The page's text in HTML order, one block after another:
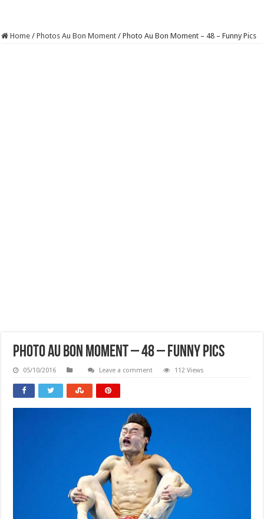
Home / Photos Au Bon Moment / Photo Au Bon Moment – 48 – Funny Pics
Photo Au Bon Moment – 48 – Funny Pics
05/10/2016 Leave a comment 112 Views